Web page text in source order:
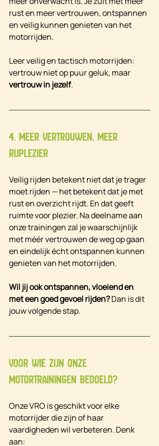
rust en meer vertrouwen, ontspannen
en veilig kunnen genieten van het
motorrijden.
Leer veilig en tactisch motorrijden:
vertrouw niet op puur geluk, maar
vertrouw in jezelf.
4. Meer vertrouwen, meer
rijplezier
Veilig rijden betekent niet dat je trager
moet rijden — het betekent dat je met
rust en overzicht rijdt. En dat geeft
ruimte voor plezier. Na deelname aan
onze trainingen zal je waarschijnlijk
met méér vertrouwen de weg op gaan
en eindelijk écht ontspannen kunnen
genieten van het motorrijden.
Wil jij ook ontspannen, vloeiend en
met een goed gevoel rijden? Dan is dit
jouw volgende stap.
Voor wie zijn onze
motortrainingen bedoeld?
Onze VRO is geschikt voor elke
motorrijder die zijn of haar
vaardigheden wil verbeteren. Denk
aan: